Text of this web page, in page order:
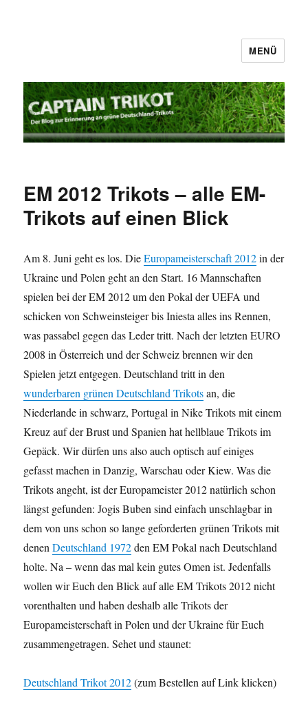
MENÜ
EM 2012 Trikots – alle EM-
Trikots auf einen Blick
Am 8. Juni geht es los. DieEuropameisterschaft 2012in der
Ukraine und Polen geht an den Start. 16 Mannschaften
spielen bei der EM 2012 um den Pokal der UEFA und
schicken von Schweinsteiger bis Iniesta alles ins Rennen,
was passabel gegen das Leder tritt. Nach der letzten EURO
2008 in Österreich und der Schweiz brennen wir den
Spielen jetzt entgegen. Deutschland tritt in den
wunderbaren grünen Deutschland Trikotsan, die
Niederlande in schwarz, Portugal in Nike Trikots mit einem
Kreuz auf der Brust und Spanien hat hellblaue Trikots im
Gepäck. Wir dürfen uns also auch optisch auf einiges
gefasst machen in Danzig, Warschau oder Kiew. Was die
Trikots angeht, ist der Europameister 2012 natürlich schon
längst gefunden: Jogis Buben sind einfach unschlagbar in
dem von uns schon so lange geforderten grünen Trikots mit
denenDeutschland 1972den EM Pokal nach Deutschland
holte. Na – wenn das mal kein gutes Omen ist. Jedenfalls
wollen wir Euch den Blick auf alle EM Trikots 2012 nicht
vorenthalten und haben deshalb alle Trikots der
Europameisterschaft in Polen und der Ukraine für Euch
zusammengetragen. Sehet und staunet:
Deutschland Trikot 2012(zum Bestellen auf Link klicken)